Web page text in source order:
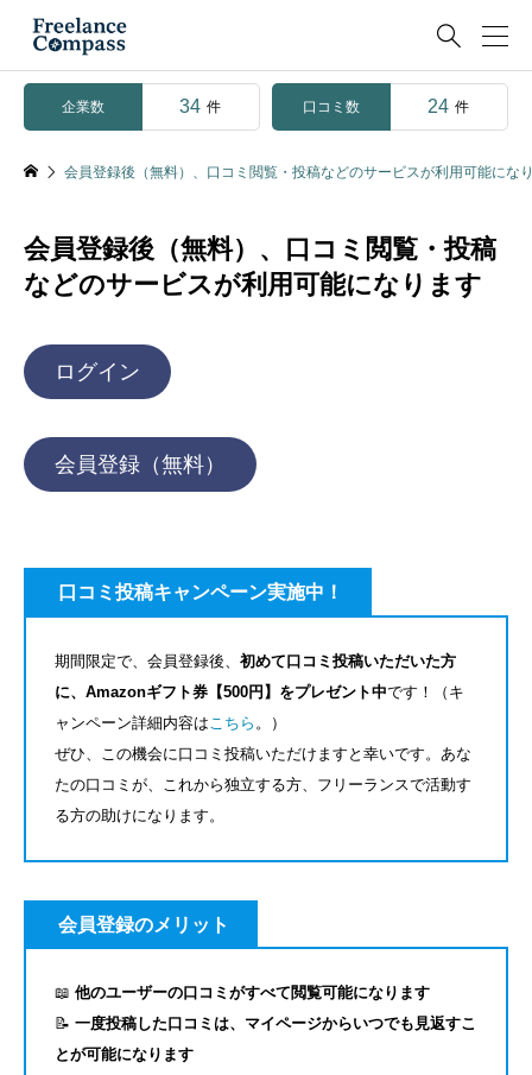

企業数 34 件 口コミ数 24 件
会員登録後（無料）、口コミ閲覧・投稿などのサービスが利用可能にな
会員登録後（無料）、口コミ閲覧・投稿
などのサービスが利用可能になります
ログイン
会員登録（無料）
口コミ投稿キャンペーン実施中！
期間限定で、会員登録後、 初めて口コミ投稿いただいた方
に、Amazonギフト券【500円】をプレゼント中です！（キ
ャンペーン詳細内容は こちら 。）
ぜひ、この機会に口コミ投稿いただけますと幸いです。あな
たの口コミが、これから独立する方、フリーランスで活動す
る方の助けになります。
会員登録のメリット
📖 他のユーザーの口コミがすべて閲覧可能になります
📝 一度投稿した口コミは、マイページからいつでも見返すこ
とが可能になります